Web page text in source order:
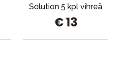
Solution 5 kpl vihreä
€ 13